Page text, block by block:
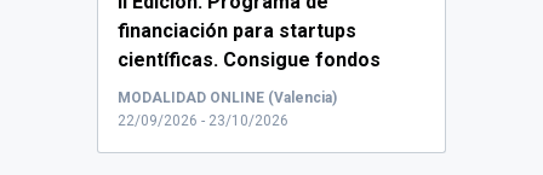
financiación para startups
científicas. Consigue fondos
para tu startup. Valencia.
MODALIDAD ONLINE (Valencia)
22/09/2026 - 23/10/2026